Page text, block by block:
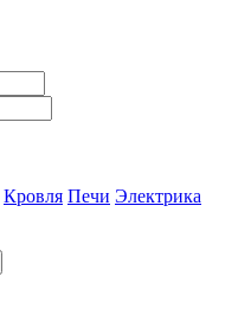
Кровля Печи Электрика